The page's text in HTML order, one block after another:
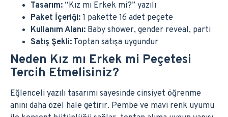
Tasarım: “Kız mı Erkek mi?” yazılı
Paket İçeriği: 1 pakette 16 adet peçete
Kullanım Alanı: Baby shower, gender reveal, parti
Satış Şekli: Toptan satışa uygundur
Neden Kız mı Erkek mi Peçetesi
Tercih Etmelisiniz?
Eğlenceli yazılı tasarımı sayesinde cinsiyet öğrenme
anını daha özel hale getirir. Pembe ve mavi renk uyumu